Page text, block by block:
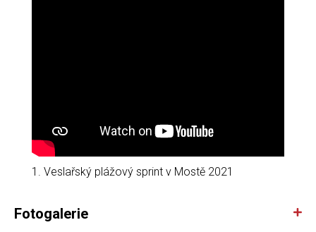
1. Veslařský plážový sprint v Mostě 2021
Fotogalerie